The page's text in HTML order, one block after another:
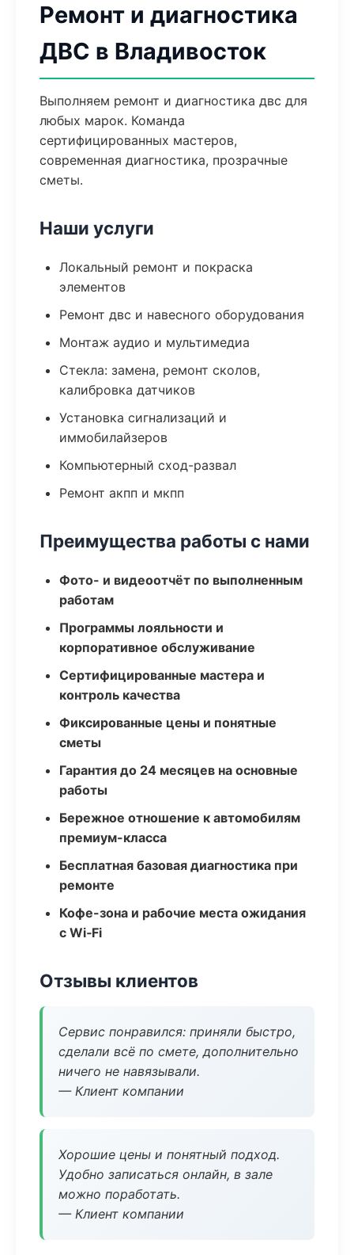
Ремонт и диагностика
ДВС в Владивосток
Выполняем ремонт и диагностика двс для
любых марок. Команда
сертифицированных мастеров,
современная диагностика, прозрачные
сметы.
Наши услуги
Локальный ремонт и покраска
элементов
Ремонт двс и навесного оборудования
Монтаж аудио и мультимедиа
Стекла: замена, ремонт сколов,
калибровка датчиков
Установка сигнализаций и
иммобилайзеров
Компьютерный сход-развал
Ремонт акпп и мкпп
Преимущества работы с нами
Фото- и видеоотчёт по выполненным
работам
Программы лояльности и
корпоративное обслуживание
Сертифицированные мастера и
контроль качества
Фиксированные цены и понятные
сметы
Гарантия до 24 месяцев на основные
работы
Бережное отношение к автомобилям
премиум-класса
Бесплатная базовая диагностика при
ремонте
Кофе-зона и рабочие места ожидания
с Wi‑Fi
Отзывы клиентов
Сервис понравился: приняли быстро,
сделали всё по смете, дополнительно
ничего не навязывали.
— Клиент компании
Хорошие цены и понятный подход.
Удобно записаться онлайн, в зале
можно поработать.
— Клиент компании